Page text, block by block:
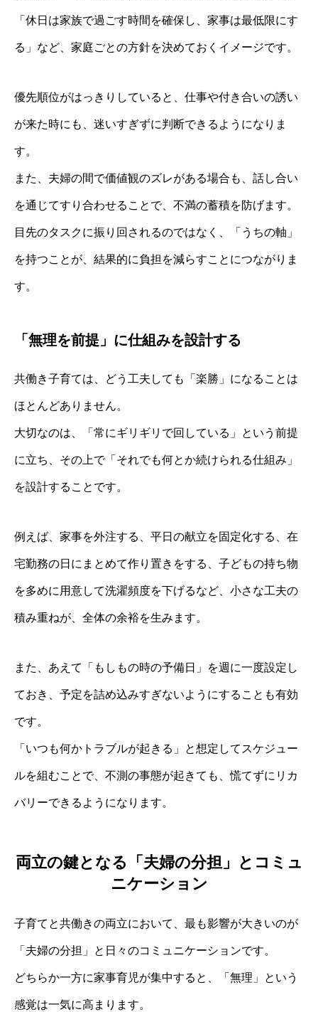
「休日は家族で過ごす時間を確保し、家事は最低限にす
る」など、家庭ごとの方針を決めておくイメージです。
優先順位がはっきりしていると、仕事や付き合いの誘い
が来た時にも、迷いすぎずに判断できるようになりま
す。
また、夫婦の間で価値観のズレがある場合も、話し合い
を通じてすり合わせることで、不満の蓄積を防げます。
目先のタスクに振り回されるのではなく、「うちの軸」
を持つことが、結果的に負担を減らすことにつながりま
す。
「無理を前提」に仕組みを設計する
共働き子育ては、どう工夫しても「楽勝」になることは
ほとんどありません。
大切なのは、「常にギリギリで回している」という前提
に立ち、その上で「それでも何とか続けられる仕組み」
を設計することです。
例えば、家事を外注する、平日の献立を固定化する、在
宅勤務の日にまとめて作り置きをする、子どもの持ち物
を多めに用意して洗濯頻度を下げるなど、小さな工夫の
積み重ねが、全体の余裕を生みます。
また、あえて「もしもの時の予備日」を週に一度設定し
ておき、予定を詰め込みすぎないようにすることも有効
です。
「いつも何かトラブルが起きる」と想定してスケジュー
ルを組むことで、不測の事態が起きても、慌てずにリカ
バリーできるようになります。
両立の鍵となる「夫婦の分担」とコミュ
ニケーション
子育てと共働きの両立において、最も影響が大きいのが
「夫婦の分担」と日々のコミュニケーションです。
どちらか一方に家事育児が集中すると、「無理」という
感覚は一気に高まります。